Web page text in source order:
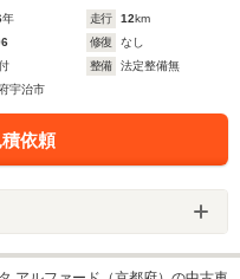
年 走行 12km
修復
なし
整備
法定整備無
宇治市
依頼